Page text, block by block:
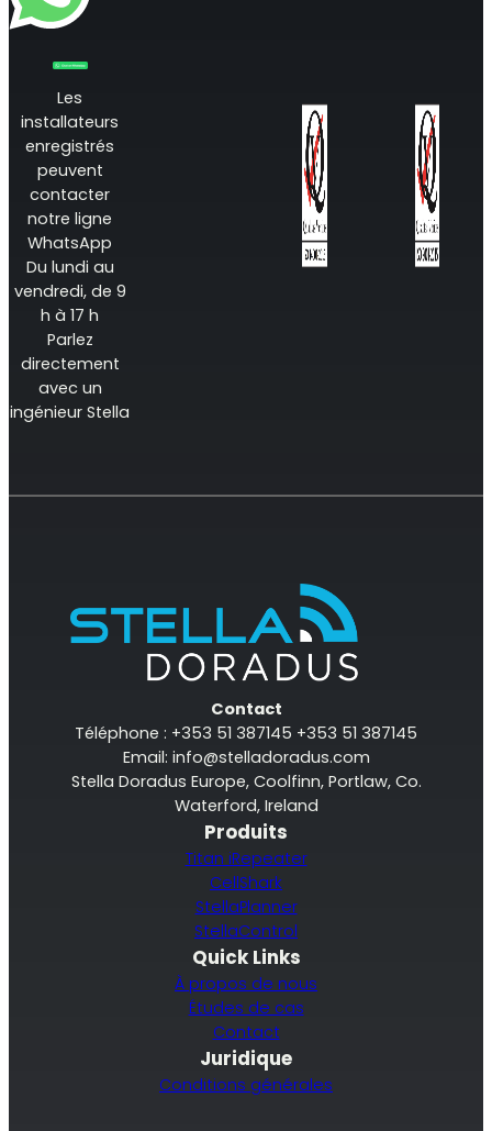
Les
installateurs
enregistrés
peuvent
contacter
notre ligne
WhatsApp
Du lundi au
vendredi, de 9
h à 17 h
Parlez
directement
avec un
ingénieur Stella
Contact
Téléphone : +353 51 387145 +353 51 387145
Email: info@stelladoradus.com
Stella Doradus Europe, Coolfinn, Portlaw, Co.
Waterford, Ireland
Produits
Titan iRepeater
CellShark
StellaPlanner
StellaControl
Quick Links
À propos de nous
Études de cas
Contact
Juridique
Conditions générales